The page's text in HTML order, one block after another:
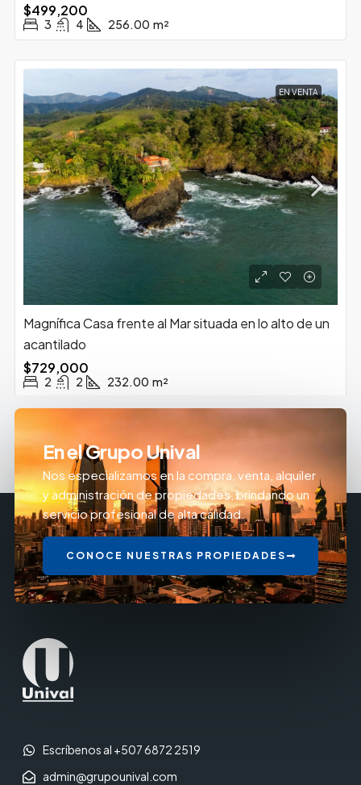
$499,200
3 4 256.00 m²
EN VENTA
Magnífica Casa frente al Mar situada en lo alto de un
acantilado
$729,000
2 2 232.00 m²
En el Grupo Unival
Nos especializamos en la compra, venta, alquiler
y administración de propiedades, brindando un
servicio profesional de alta calidad.
CONOCE NUESTRAS PROPIEDADES
Escríbenos al +507 6872 2519
admin@grupounival.com